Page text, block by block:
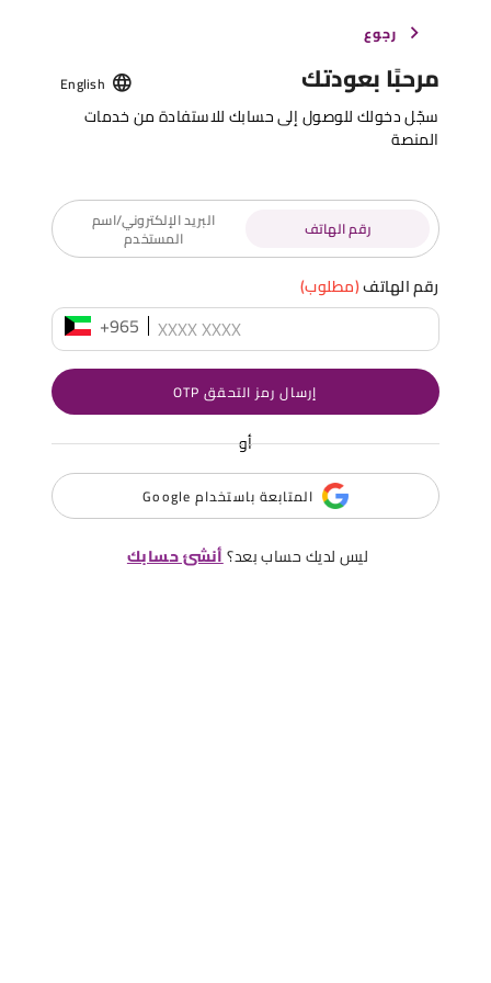
رجوع
مرحبًا بعودتك English
سجّل دخولك للوصول إلى حسابك للاستفادة من خدمات
المنصة
رقم الهاتف البريد الإلكتروني/اسم
المستخدم
رقم الهاتف(مطلوب)
+965
إرسال رمز التحقق OTP
أو
المتابعة باستخدام Google
ليس لديك حساب بعد؟أنشئ حسابك